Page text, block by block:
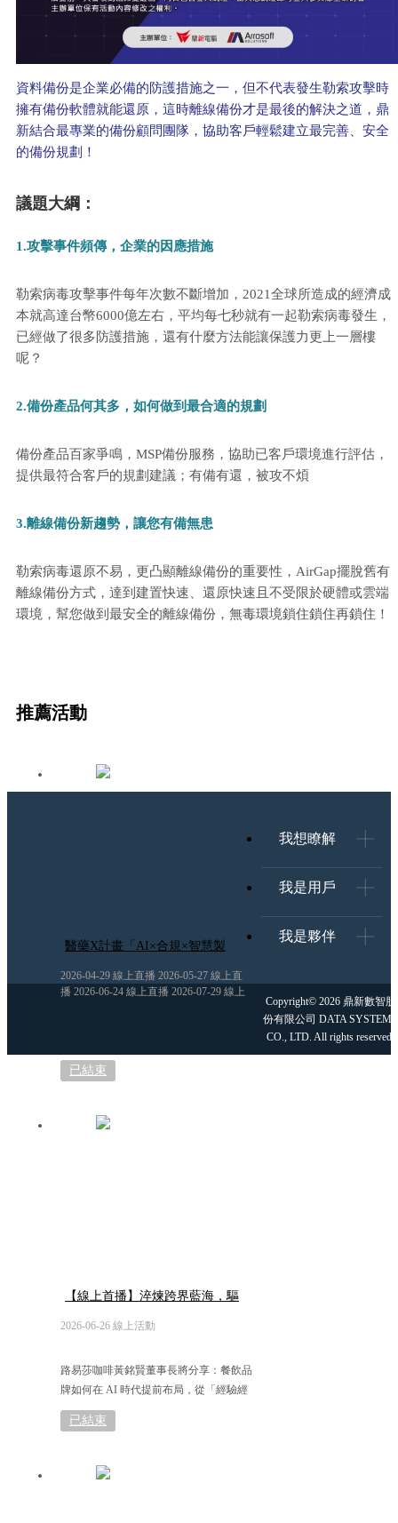
資料備份是企業必備的防護措施之一，但不代表發生勒索攻擊時
擁有備份軟體就能還原，這時離線備份才是最後的解決之道，鼎
新結合最專業的備份顧問團隊，協助客戶輕鬆建立最完善、安全
的備份規劃！
議題大綱：
1.攻擊事件頻傳，企業的因應措施
勒索病毒攻擊事件每年次數不斷增加，2021全球所造成的經濟成
本就高達台幣6000億左右，平均每七秒就有一起勒索病毒發生，
已經做了很多防護措施，還有什麼方法能讓保護力更上一層樓
呢？
2.備份產品何其多，如何做到最合適的規劃
備份產品百家爭鳴，MSP備份服務，協助已客戶環境進行評估，
提供最符合客戶的規劃建議；有備有還，被攻不煩
3.離線備份新趨勢，讓您有備無患
勒索病毒還原不易，更凸顯離線備份的重要性，AirGap擺脫舊有
離線備份方式，達到建置快速、還原快速且不受限於硬體或雲端
環境，幫您做到最安全的離線備份，無毒環境鎖住鎖住再鎖住！
推薦活動
醫藥X計畫「AI×合規×智慧製
2026-04-29 線上直播 2026-05-27 線上直
播 2026-06-24 線上直播 2026-07-29 線上
已結束
【線上首播】淬煉跨界藍海，驅
動餐飲數智未來
2026-06-26 線上活動
路易莎咖啡黃銘賢董事長將分享：餐飲品
牌如何在 AI 時代提前布局，從「經驗經
營」走向「制度管理」，奠定成長關鍵基
礎
已結束
我想瞭解
我是用戶
我是夥伴
Copyright© 2026 鼎新數智股
份有限公司 DATA SYSTEMS
CO., LTD. All rights reserved.